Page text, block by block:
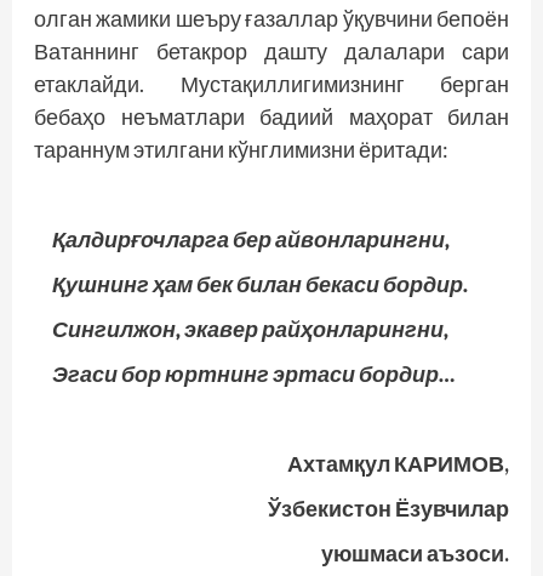
олган жамики шеъру ғазаллар ўқувчини бепоён
Ватаннинг бетакрор дашту далалари сари
етаклайди. Мустақиллигимизнинг берган
бебаҳо неъматлари бадиий маҳорат билан
тараннум этилгани кўнглимизни ёритади:
Қалдирғочларга бер айвонларингни,
Қушнинг ҳам бек билан бекаси бордир.
Сингилжон, экавер райҳонларингни,
Эгаси бор юртнинг эртаси бордир…
Ахтамқул КАРИМОВ,
Ўзбекистон Ёзувчилар
уюшмаси аъзоси.